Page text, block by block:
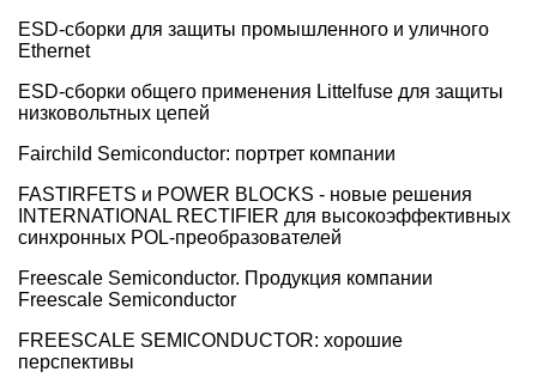
ESD-сборки для защиты промышленного и уличного
Ethernet
ESD-сборки общего применения Littelfuse для защиты
низковольтных цепей
Fairchild Semiconductor: портрет компании
FASTIRFETS и POWER BLOCKS - новые решения
INTERNATIONAL RECTIFIER для высокоэффективных
синхронных POL-преобразователей
Freescale Semiconductor. Продукция компании
Freescale Semiconductor
FREESCALE SEMICONDUCTOR: хорошие
перспективы